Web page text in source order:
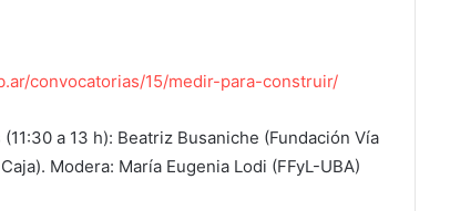
convocatorias/15/medir-para-construir/
a 13 h): Beatriz Busaniche (Fundación Vía
Modera: María Eugenia Lodi (FFyL-UBA)